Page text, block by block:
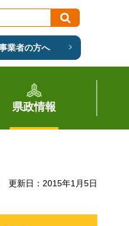
業者の方へ
県政情報
更新日：2015年1月5日